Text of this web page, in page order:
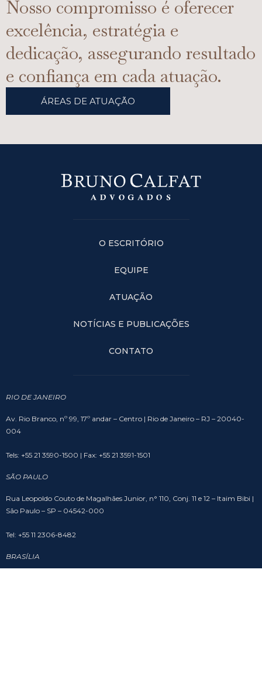
Nosso compromisso é oferecer
excelência, estratégia e
dedicação, assegurando resultado
e confiança em cada atuação.
ÁREAS DE ATUAÇÃO
O ESCRITÓRIO
EQUIPE
ATUAÇÃO
NOTÍCIAS E PUBLICAÇÕES
CONTATO
RIO DE JANEIRO
Av. Rio Branco, nº 99, 17º andar – Centro | Rio de Janeiro – RJ – 20040-
004
Tels: +55 21 3590-1500 | Fax: +55 21 3591-1501
SÃO PAULO
Rua Leopoldo Couto de Magalhães Junior, n° 110, Conj. 11 e 12 – Itaim Bibi |
São Paulo – SP – 04542-000
Tel: +55 11 2306-8482
BRASÍLIA